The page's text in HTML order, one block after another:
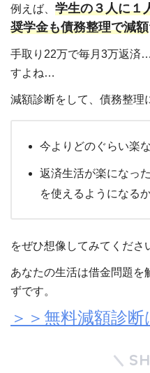
例えば、 学生の３人に１
奨学金も債務整理で減額
手取り22万で毎月3万返済
すよね…
減額診断をして、債務整理
今よりどのぐらい楽
返済生活が楽になっ
を使えるようになる
をぜひ想像してみてくださ
あなたの生活は借金問題を
ずです。
＞＞無料減額診